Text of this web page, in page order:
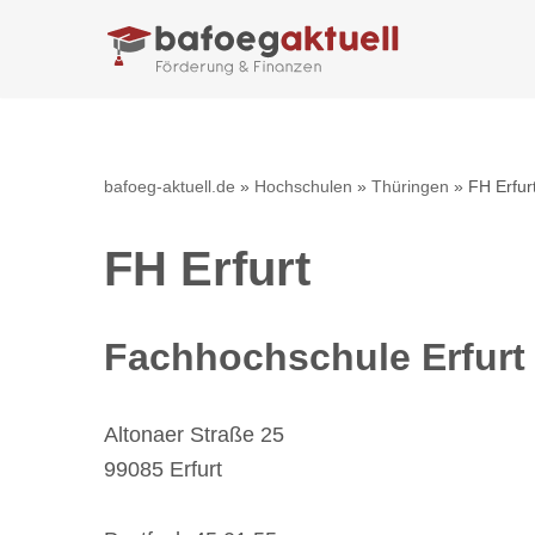
bafoeg-aktuell.de » Hochschulen » Thüringen » FH
FH Erfurt
Fachhochschule Erfurt
Altonaer Straße 25
99085 Erfurt